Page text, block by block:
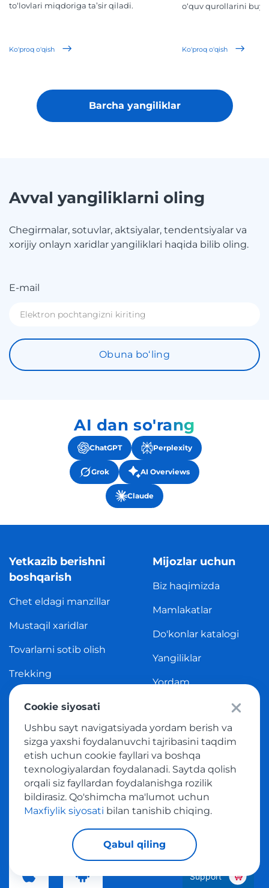
to‘lovlari miqdoriga ta’sir qiladi.
Ko'proq o'qish
o‘quv qurollarini
Ko'proq o'qish
Barcha yangiliklar
Avval yangiliklarni oling
Chegirmalar, sotuvlar, aktsiyalar, tendentsiyalar va
xorijiy onlayn xaridlar yangiliklari haqida bilib oling.
E-mail
Obuna boʻling
AI dan so'rang
ChatGPT Perplexity
Grok AI Overviews
Claude
Yetkazib berishni
boshqarish
Chet eldagi manzillar
Mustaqil xaridlar
Tovarlarni sotib olish
Trekking
Mijozlar uchun
Biz haqimizda
Mamlakatlar
Do'konlar katalogi
Yangiliklar
Yordam
Yetkazib berish
Mamlakatlar
Do'kon toifalari
Bizning arizamiz
Cookie siyosati
Ushbu sayt navigatsiyada yordam berish va
sizga yaxshi foydalanuvchi tajribasini taqdim
etish uchun cookie fayllari va boshqa
texnologiyalardan foydalanadi. Saytda qolish
orqali siz fayllardan foydalanishga rozilik
bildirasiz. Qo'shimcha ma'lumot uchun
Maxfiylik siyosati bilan tanishib chiqing.
Qabul qiling
Support